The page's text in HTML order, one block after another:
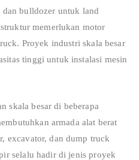
bulldozer untuk land
memerlukan motor
Proyek industri skala besar
tinggi untuk instalasi mesin
skala besar di beberapa
armada alat berat
excavator, dan dump truck
selalu hadir di jenis proyek